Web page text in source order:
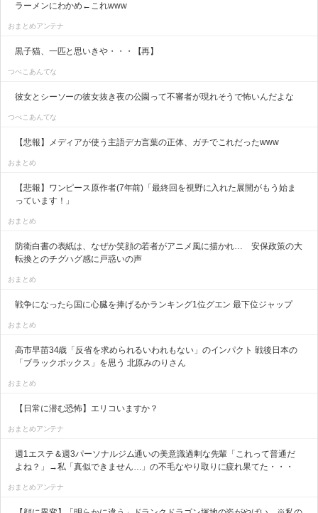
ラーメンにわかめ←これwww
おまとめアンテナ
黒子猫、一匹と思いきや・・・【再】
つべこあんてな
彼女とシーソーの彼女抜き夜の公園って不審者が現れそうで怖いんだよな
つべこあんてな
【悲報】メディアが使う主語デカ言葉の正体、ガチでこれだったwww
おまとめ
【悲報】ワンピース原作者(7年前)「最終回を視野に入れた展開がもう始ま
っています！」
おまとめ
防衛白書の表紙は、なぜか笑顔の若者がアニメ風に描かれ… 安保政策の大
転換とのチグハグ感に戸惑いの声
おまとめ
戦争になったら国に心臓を捧げるかランキング1位グエン 最下位ジャップ
おまとめ
高市早苗34歳「反省を求められるいわれもない」のインパクト 戦後日本の
「ブラックボックス」を思う 北原みのりさん
おまとめ
【日常に潜む恐怖】エリコいますか？
おまとめアンテナ
週1エステ＆週3パーソナルジム通いの美意識過剰な先輩「これって普通だ
よね？」→私「真似できません…」の不毛なやり取りに疲れ果てた・・・
おまとめアンテナ